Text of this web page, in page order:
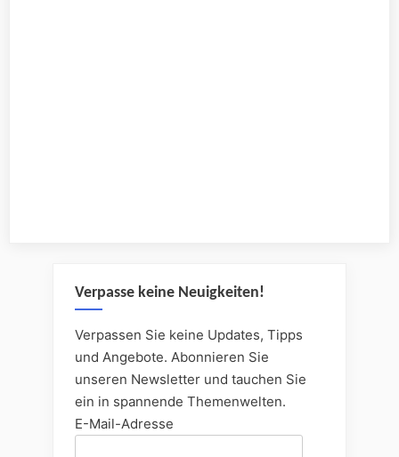
Verpasse keine Neuigkeiten!
Verpassen Sie keine Updates, Tipps
und Angebote. Abonnieren Sie
unseren Newsletter und tauchen Sie
ein in spannende Themenwelten.
E-Mail-Adresse